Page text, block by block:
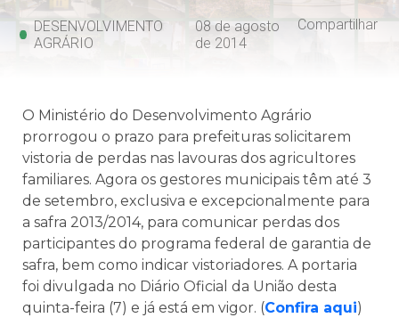
DESENVOLVIMENTO
AGRÁRIO
08 de agosto
de 2014
Compartilhar
O Ministério do Desenvolvimento Agrário
prorrogou o prazo para prefeituras solicitarem
vistoria de perdas nas lavouras dos agricultores
familiares. Agora os gestores municipais têm até 3
de setembro, exclusiva e excepcionalmente para
a safra 2013/2014, para comunicar perdas dos
participantes do programa federal de garantia de
safra, bem como indicar vistoriadores. A portaria
foi divulgada no Diário Oficial da União desta
quinta-feira (7) e já está em vigor. (Confira aqui)